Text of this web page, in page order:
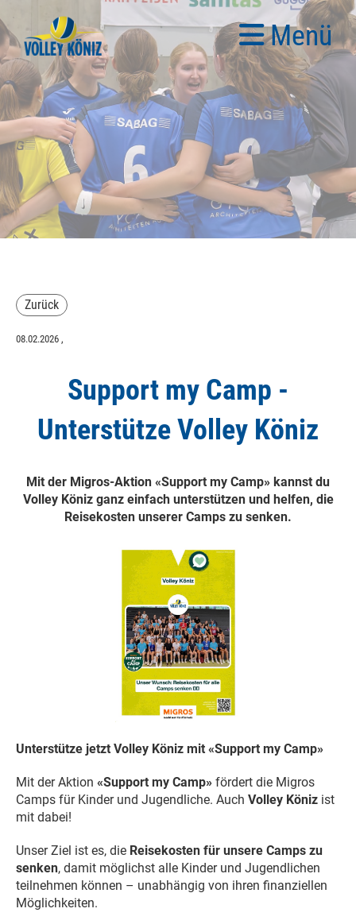
Menü
Zurück
08.02.2026 ,
Support my Camp -
Unterstütze Volley Köniz
Mit der Migros-Aktion «Support my Camp» kannst du
Volley Köniz ganz einfach unterstützen und helfen, die
Reisekosten unserer Camps zu senken.
Unterstütze jetzt Volley Köniz mit «Support my Camp»
Mit der Aktion «Support my Camp» fördert die Migros
Camps für Kinder und Jugendliche. Auch Volley Köniz ist
mit dabei!
Unser Ziel ist es, die Reisekosten für unsere Camps zu
senken, damit möglichst alle Kinder und Jugendlichen
teilnehmen können – unabhängig von ihren finanziellen
Möglichkeiten.